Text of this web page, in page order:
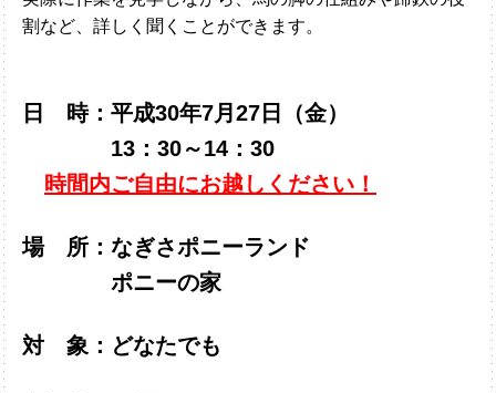
割など、詳しく聞くことができます。
日 時：平成30年7月27日（金）
13：30～14：30
時間内ご自由にお越しください！
場 所：なぎさポニーランド
ポニーの家
対 象：どなたでも